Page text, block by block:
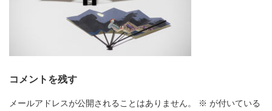
コメントを残す
メールアドレスが公開されることはありません。 ※ が付いている